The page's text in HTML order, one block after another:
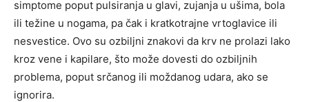
simptome poput pulsiranja u glavi, zujanja u ušima, bola
ili težine u nogama, pa čak i kratkotrajne vrtoglavice ili
nesvestice. Ovo su ozbiljni znakovi da krv ne prolazi lako
kroz vene i kapilare, što može dovesti do ozbiljnih
problema, poput srčanog ili moždanog udara, ako se
ignorira.